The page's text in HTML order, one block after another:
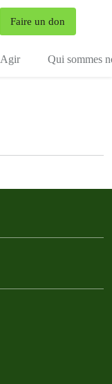
Faire un don
Agir Qui sommes